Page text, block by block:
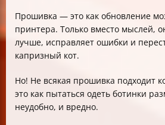
Прошивка — это как обновление
принтера. Только вместо мыслей,
лучше, исправляет ошибки и
капризный кот.
Но! Не всякая прошивка подходит
это как пытаться одеть ботинки
неудобно, и вредно.